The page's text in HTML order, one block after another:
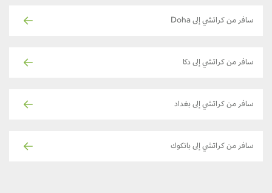
سافر من كراتشي إلى Doha
سافر من كراتشي إلى دكا
سافر من كراتشي إلى بغداد
سافر من كراتشي إلى بانكوك